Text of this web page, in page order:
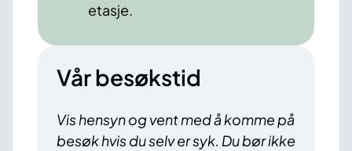
etasje.
Vår besøkstid
Vis hensyn og vent med å komme på
besøk hvis du selv er syk. Du bør ikke